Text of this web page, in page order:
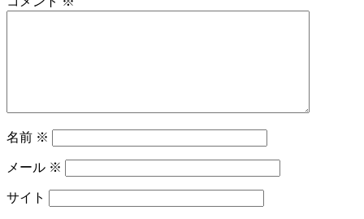
名前 ※
メール ※
サイト